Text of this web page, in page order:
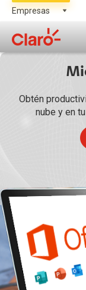
Obtén
nube y en